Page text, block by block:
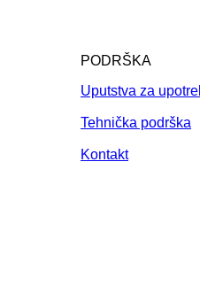
PODRŠKA
Uputstva za
Tehnička podrška
Kontakt